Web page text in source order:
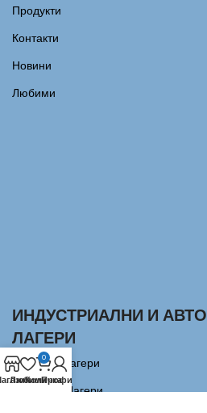
Продукти
Контакти
Новини
Любими
ИНДУСТРИАЛНИ И
ЛАГЕРИ
Сачмени лагери
Аксиални Лагери
Любими
0
Количка
Профил